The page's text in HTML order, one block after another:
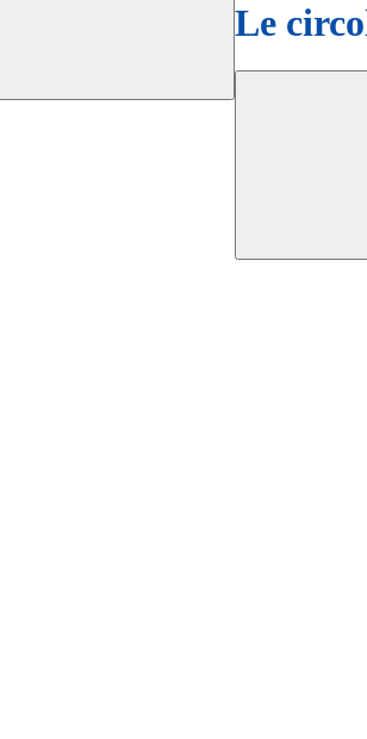
Le